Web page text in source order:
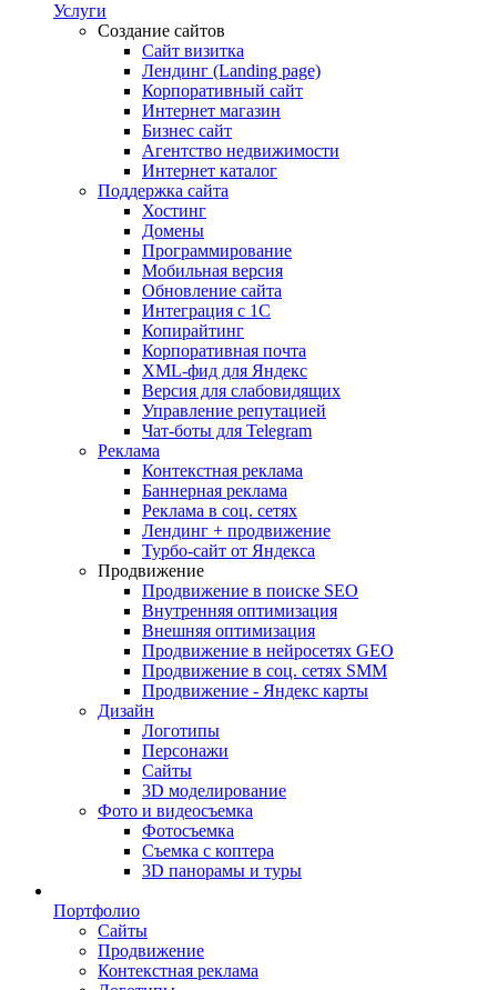
Услуги
Создание сайтов
Сайт визитка
Лендинг (Landing page)
Корпоративный сайт
Интернет магазин
Бизнес сайт
Агентство недвижимости
Интернет каталог
Поддержка сайта
Хостинг
Домены
Программирование
Мобильная версия
Обновление сайта
Интеграция с 1С
Копирайтинг
Корпоративная почта
XML-фид для Яндекс
Версия для слабовидящих
Управление репутацией
Чат-боты для Telegram
Реклама
Контекстная реклама
Баннерная реклама
Реклама в соц. сетях
Лендинг + продвижение
Турбо-сайт от Яндекса
Продвижение
Продвижение в поиске SEO
Внутренняя оптимизация
Внешняя оптимизация
Продвижение в нейросетях GEO
Продвижение в соц. сетях SMM
Продвижение - Яндекс карты
Дизайн
Логотипы
Персонажи
Сайты
3D моделирование
Фото и видеосъемка
Фотосъемка
Съемка с коптера
3D панорамы и туры
Портфолио
Сайты
Продвижение
Контекстная реклама